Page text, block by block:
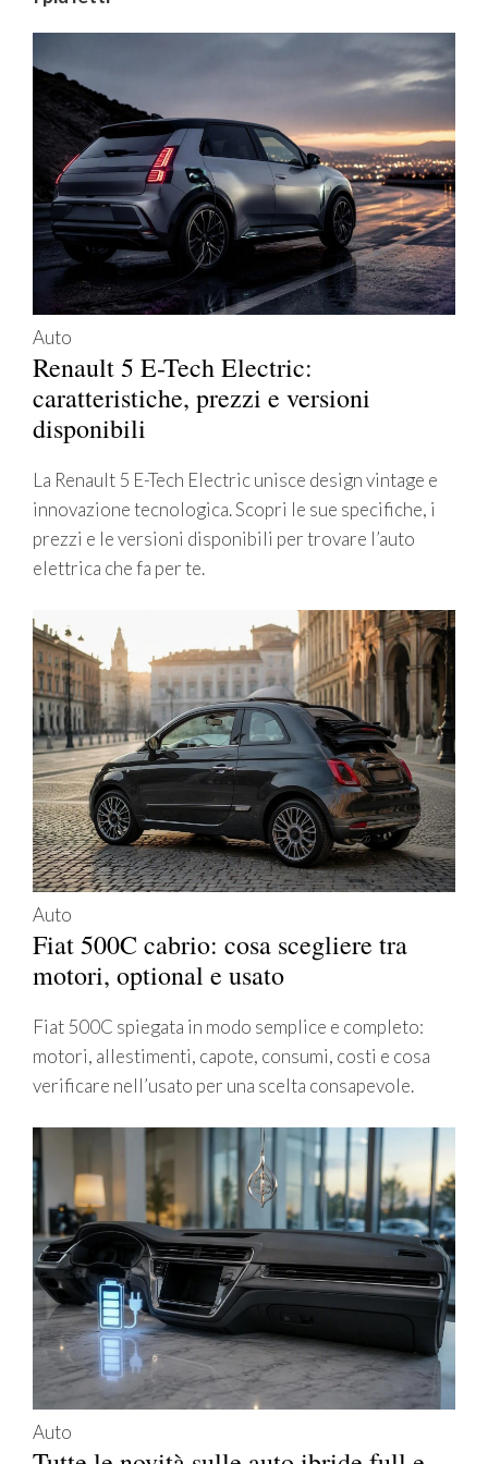
Auto
Renault 5 E-Tech Electric:
caratteristiche, prezzi e versioni
disponibili
La Renault 5 E-Tech Electric unisce design vintage e
innovazione tecnologica. Scopri le sue specifiche, i
prezzi e le versioni disponibili per trovare l’auto
elettrica che fa per te.
Auto
Fiat 500C cabrio: cosa scegliere tra
motori, optional e usato
Fiat 500C spiegata in modo semplice e completo:
motori, allestimenti, capote, consumi, costi e cosa
verificare nell’usato per una scelta consapevole.
Auto